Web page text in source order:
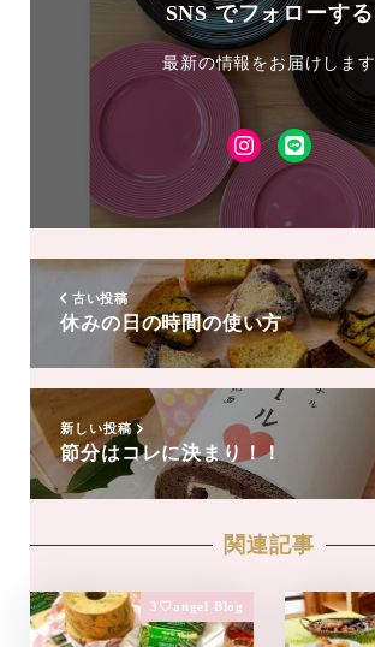
SNS でフォローする
最新の情報をお届けします
Instagram
LINE
達
追
加
古い投稿
休みの日の時間の使い方
新しい投稿
節分はコレに決まり！！
関連記事
3♡angel Blog